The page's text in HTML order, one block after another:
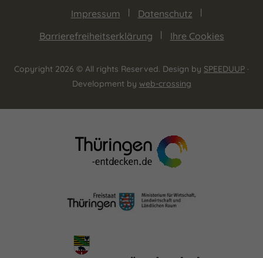
Impressum
Datenschutz
Barrierefreiheitserklärung
Ihre Cookies
Copyright 2026 © All rights Reserved. Design by SPEEDUUP ·
Development by web-crossing